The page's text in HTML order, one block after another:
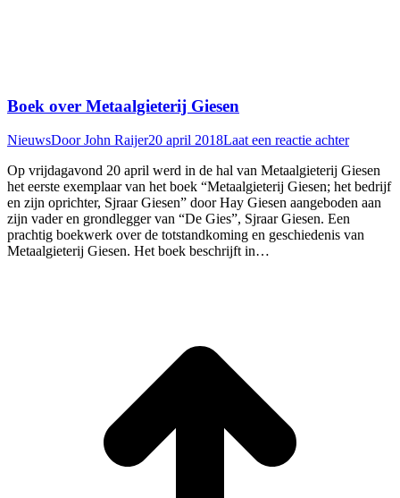
Boek over Metaalgieterij Giesen
NieuwsDoorJohn Raijer20 april 2018Laat een reactie achter
Op vrijdagavond 20 april werd in de hal van Metaalgieterij Giesen
het eerste exemplaar van het boek “Metaalgieterij Giesen; het bedrijf
en zijn oprichter, Sjraar Giesen” door Hay Giesen aangeboden aan
zijn vader en grondlegger van “De Gies”, Sjraar Giesen. Een
prachtig boekwerk over de totstandkoming en geschiedenis van
Metaalgieterij Giesen. Het boek beschrijft in…